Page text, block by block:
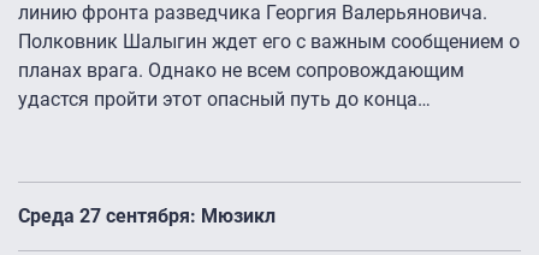
линию фронта разведчика Георгия Валерьяновича.
Полковник Шалыгин ждет его с важным сообщением о
планах врага. Однако не всем сопровождающим
удастся пройти этот опасный путь до конца…
Среда 27 сентября: Мюзикл